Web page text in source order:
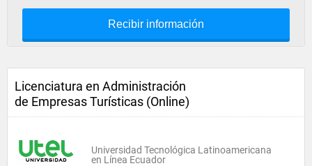
Recibir información
Licenciatura en Administración
de Empresas Turísticas (Online)
Universidad Tecnológica Latinoamericana
en Línea Ecuador